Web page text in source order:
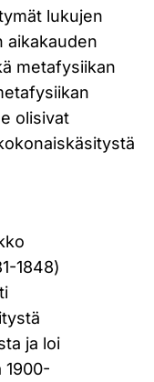
lukujen
aikakauden
metafysiikan
olisivat
1848)
ja loi
1900-